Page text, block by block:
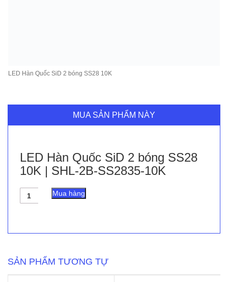
LED Hàn Quốc SiD 2 bóng SS28 10K
MUA SẢN PHẨM NÀY
LED Hàn Quốc SiD 2 bóng SS28
10K | SHL-2B-SS2835-10K
LED
Hàn
|
SHL-
Mua hàng
SẢN PHẨM TƯƠNG TỰ